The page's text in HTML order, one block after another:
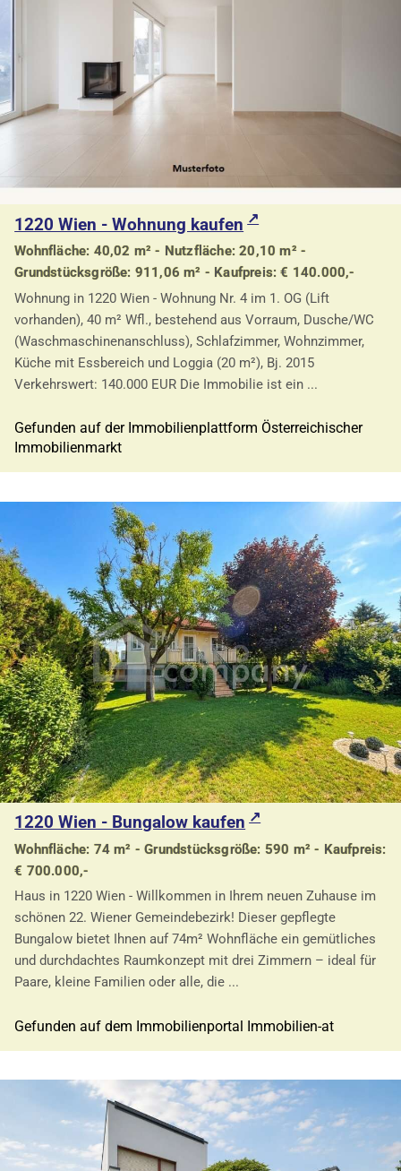
1220 Wien - Wohnung kaufen
Wohnfläche: 40,02 m² - Nutzfläche: 20,10 m² -
Grundstücksgröße: 911,06 m² - Kaufpreis: € 140.000,-
Wohnung in 1220 Wien - Wohnung Nr. 4 im 1. OG (Lift
vorhanden), 40 m² Wfl., bestehend aus Vorraum, Dusche/WC
(Waschmaschinenanschluss), Schlafzimmer, Wohnzimmer,
Küche mit Essbereich und Loggia (20 m²), Bj. 2015
Verkehrswert: 140.000 EUR Die Immobilie ist ein ...
Gefunden auf der Immobilienplattform Österreichischer
Immobilienmarkt
1220 Wien - Bungalow kaufen
Wohnfläche: 74 m² - Grundstücksgröße: 590 m² - Kaufpreis:
€ 700.000,-
Haus in 1220 Wien - Willkommen in Ihrem neuen Zuhause im
schönen 22. Wiener Gemeindebezirk! Dieser gepflegte
Bungalow bietet Ihnen auf 74m² Wohnfläche ein gemütliches
und durchdachtes Raumkonzept mit drei Zimmern – ideal für
Paare, kleine Familien oder alle, die ...
Gefunden auf dem Immobilienportal Immobilien-at